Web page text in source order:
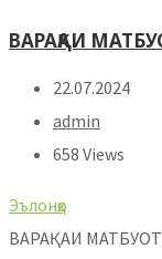
ВАРАҚАИ
22.07.2024
admin
658 Views
Эълонҳо
ВАРАҚАИ